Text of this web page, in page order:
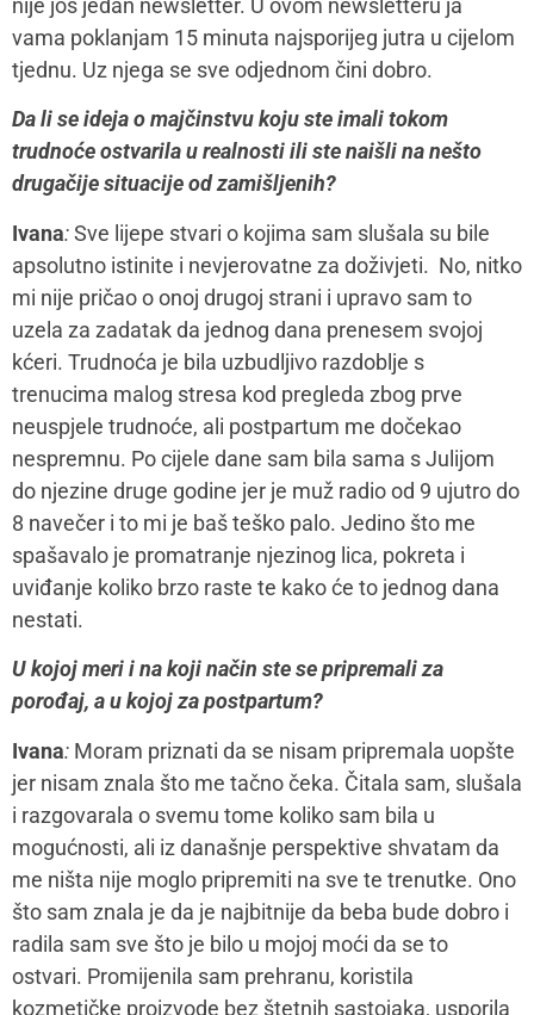
nije još jedan newsletter. U ovom newsletteru ja
vama poklanjam 15 minuta najsporijeg jutra u cijelom
tjednu. Uz njega se sve odjednom čini dobro.
Da li se ideja o majčinstvu koju ste imali tokom
trudnoće ostvarila u realnosti ili ste naišli na nešto
drugačije situacije od zamišljenih?
Ivana:Sve lijepe stvari o kojima sam slušala su bile
apsolutno istinite i nevjerovatne za doživjeti. No, nitko
mi nije pričao o onoj drugoj strani i upravo sam to
uzela za zadatak da jednog dana prenesem svojoj
kćeri. Trudnoća je bila uzbudljivo razdoblje s
trenucima malog stresa kod pregleda zbog prve
neuspjele trudnoće, ali postpartum me dočekao
nespremnu. Po cijele dane sam bila sama s Julijom
do njezine druge godine jer je muž radio od 9 ujutro do
8 navečer i to mi je baš teško palo. Jedino što me
spašavalo je promatranje njezinog lica, pokreta i
uviđanje koliko brzo raste te kako će to jednog dana
nestati.
U kojoj meri i na koji način ste se pripremali za
porođaj, a u kojoj za postpartum?
Ivana: Moram priznati da se nisam pripremala uopšte
jer nisam znala što me tačno čeka. Čitala sam, slušala
i razgovarala o svemu tome koliko sam bila u
mogućnosti, ali iz današnje perspektive shvatam da
me ništa nije moglo pripremiti na sve te trenutke. Ono
što sam znala je da je najbitnije da beba bude dobro i
radila sam sve što je bilo u mojoj moći da se to
ostvari. Promijenila sam prehranu, koristila
kozmetičke proizvode bez štetnih sastojaka, usporila